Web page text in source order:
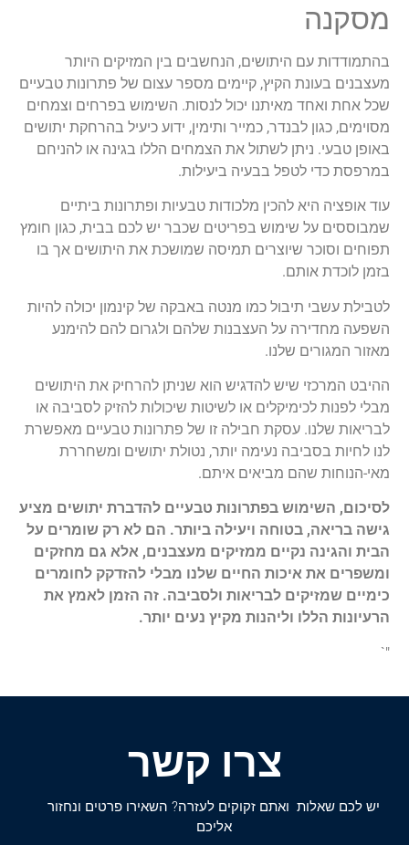
מסקנה
בהתמודדות עם היתושים, הנחשבים בין המזיקים היותר
מעצבנים בעונת הקיץ, קיימים מספר עצום של פתרונות טבעיים
שכל אחת ואחד מאיתנו יכול לנסות. השימוש בפרחים וצמחים
מסוימים, כגון לבנדר, כמייר ותימין, ידוע כיעיל בהרחקת יתושים
באופן טבעי. ניתן לשתול את הצמחים הללו בגינה או להניחם
במרפסת כדי לטפל בבעיה ביעילות.
עוד אופציה היא להכין מלכודות טבעיות ופתרונות ביתיים
שמבוססים על שימוש בפריטים שכבר יש לכם בבית, כגון חומץ
תפוחים וסוכר שיוצרים תמיסה שמושכת את היתושים אך בו
בזמן לוכדת אותם.
לטבילת עשבי תיבול כמו מנטה באבקה של קינמון יכולה להיות
השפעה מחדירה על העצבנות שלהם ולגרום להם להימנע
מאזור המגורים שלנו.
ההיבט המרכזי שיש להדגיש הוא שניתן להרחיק את היתושים
מבלי לפנות לכימיקלים או לשיטות שיכולות להזיק לסביבה או
לבריאות שלנו. עסקת חבילה זו של פתרונות טבעיים מאפשרת
לנו לחיות בסביבה נעימה יותר, נטולת יתושים ומשחררת
מאי-הנוחות שהם מביאים איתם.
לסיכום, השימוש בפתרונות טבעיים להדברת יתושים מציע
גישה בריאה, בטוחה ויעילה ביותר. הם לא רק שומרים על
הבית והגינה נקיים ממזיקים מעצבנים, אלא גם מחזקים
ומשפרים את איכות החיים שלנו מבלי להזדקק לחומרים
כימיים שמזיקים לבריאות ולסביבה. זה הזמן לאמץ את
הרעיונות הללו וליהנות מקיץ נעים יותר.
"`
צרו קשר
יש לכם שאלות ואתם זקוקים לעזרה? השאירו פרטים ונחזור
אליכם